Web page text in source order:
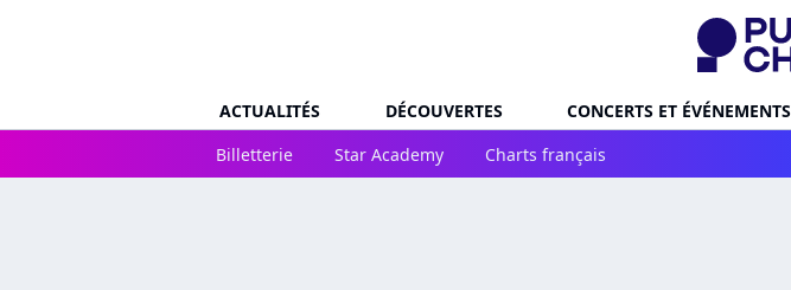
ACTUALITÉS DÉCOUVERTES CONCERTS ET ÉVÉNEMENTS
Billetterie
Star Academy Charts français